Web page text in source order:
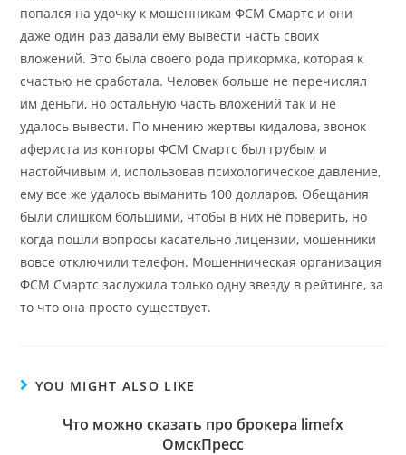
попался на удочку к мошенникам ФСМ Смартс и они
даже один раз давали ему вывести часть своих
вложений. Это была своего рода прикормка, которая к
счастью не сработала. Человек больше не перечислял
им деньги, но остальную часть вложений так и не
удалось вывести. По мнению жертвы кидалова, звонок
афериста из конторы ФСМ Смартс был грубым и
настойчивым и, использовав психологическое давление,
ему все же удалось выманить 100 долларов. Обещания
были слишком большими, чтобы в них не поверить, но
когда пошли вопросы касательно лицензии, мошенники
вовсе отключили телефон. Мошенническая организация
ФСМ Смартс заслужила только одну звезду в рейтинге, за
то что она просто существует.
YOU MIGHT ALSO LIKE
Что можно сказать про брокера limefx
ОмскПресс